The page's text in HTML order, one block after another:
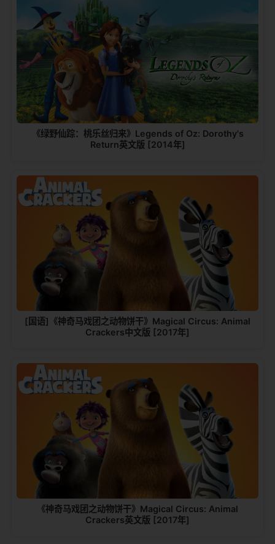
《绿野仙踪：桃乐丝归来》Legends of Oz: Dorothy's
Return英文版 [2014年]
[国语]《神奇马戏团之动物饼干》Magical Circus: Animal
Crackers中文版 [2017年]
《神奇马戏团之动物饼干》Magical Circus: Animal
Crackers英文版 [2017年]